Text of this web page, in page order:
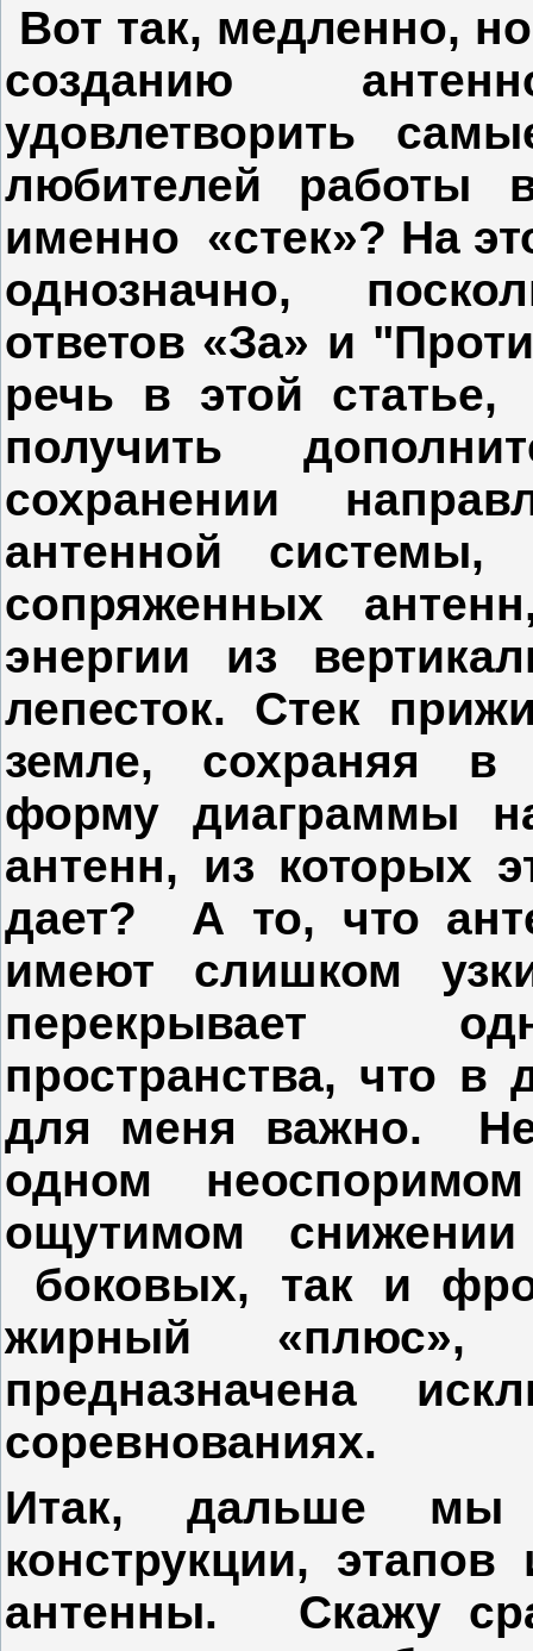
Вот так, медленно,
созданию
удовлетворить
любителей работы
именно «стек»? На
однозначно,
ответов «За» и
речь в этой
получить
сохранении
антенной
сопряженных
энергии из
лепесток. Стек
земле, сохраняя в
форму диаграммы
антенн, из которых
дает? А то, что
имеют слишком
перекрывает
пространства, что в
для меня важно.
одном
ощутимом
боковых, так и
жирный «плюс»,
предназначена
соревнованиях.
Итак, дальше мы
конструкции, этапов
антенны. Скажу